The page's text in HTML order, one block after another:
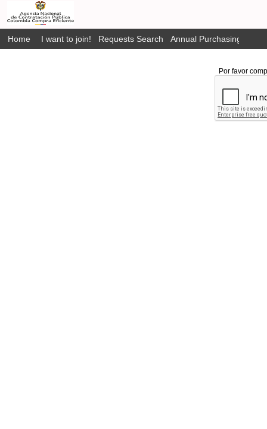
Home I want to join! Requests Search Annual Purchasing Plan
Por favor